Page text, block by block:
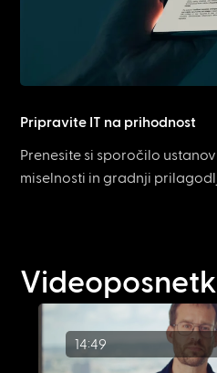
Pripravite IT na prihodnost
Prenesite si sporočilo
miselnosti in gradnji
14:49